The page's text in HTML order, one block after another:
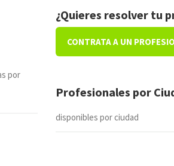
por
¿Quieres resolver tu
CONTRATA A UN
Profesionales por
disponibles por ciudad